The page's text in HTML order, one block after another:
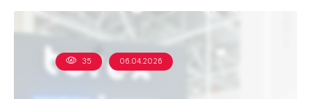
35 06.04.2026